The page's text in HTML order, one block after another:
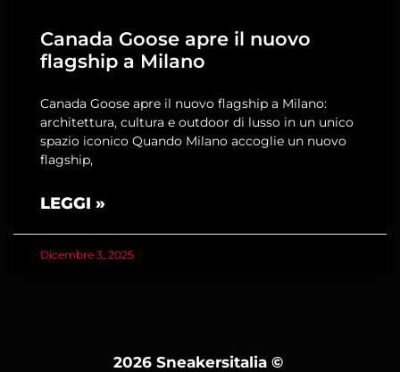
Canada Goose apre il nuovo
flagship a Milano
Canada Goose apre il nuovo flagship a Milano:
architettura, cultura e outdoor di lusso in un unico
spazio iconico Quando Milano accoglie un nuovo
flagship,
LEGGI »
Dicembre 3, 2025
2026 Sneakersitalia ©